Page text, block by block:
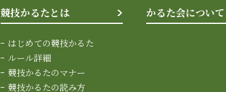
競技かるたとは
はじめての競技かるた
ルール詳細
競技かるたのマナー
競技かるたの読み方
かるた会について